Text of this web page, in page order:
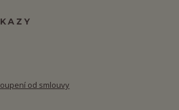
od smlouvy